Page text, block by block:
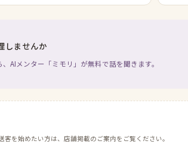
しませんか
AIメンター「ミモリ」が無料で話を聞きます。
を始めたい方は、店舗掲載のご案内をご覧ください。